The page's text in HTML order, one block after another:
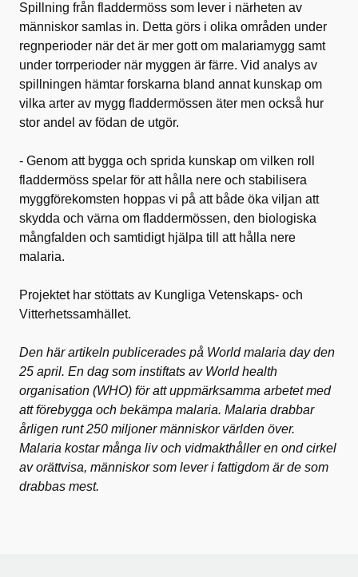
Spillning från fladdermöss som lever i närheten av
människor samlas in. Detta görs i olika områden under
regnperioder när det är mer gott om malariamygg samt
under torrperioder när myggen är färre. Vid analys av
spillningen hämtar forskarna bland annat kunskap om
vilka arter av mygg fladdermössen äter men också hur
stor andel av födan de utgör.
- Genom att bygga och sprida kunskap om vilken roll
fladdermöss spelar för att hålla nere och stabilisera
myggförekomsten hoppas vi på att både öka viljan att
skydda och värna om fladdermössen, den biologiska
mångfalden och samtidigt hjälpa till att hålla nere
malaria.
Projektet har stöttats av Kungliga Vetenskaps- och
Vitterhetssamhället.
Den här artikeln publicerades på World malaria day den
25 april. En dag som instiftats av World health
organisation (WHO) för att uppmärksamma arbetet med
att förebygga och bekämpa malaria. Malaria drabbar
årligen runt 250 miljoner människor världen över.
Malaria kostar många liv och vidmakthåller en ond cirkel
av orättvisa, människor som lever i fattigdom är de som
drabbas mest.